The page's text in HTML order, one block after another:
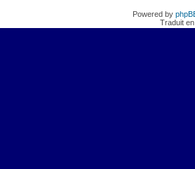
Powered by
Traduit